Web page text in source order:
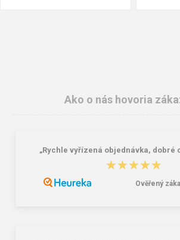
MAPA TECHNIK MIX 415
2,33 €
CXS
Ako o nás hovoria
„Rychle vyřízená objednávka, dobré
★★★★★
★★★★★
Ověřený